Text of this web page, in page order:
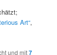
Art“,
und mit7